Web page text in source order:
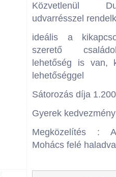
Közvetlenül
udvarrésszel
ideális a
szerető
lehetőség is van,
lehetőséggel
Sátorozás díja
Gyerek
Megközelítés :
Mohács felé